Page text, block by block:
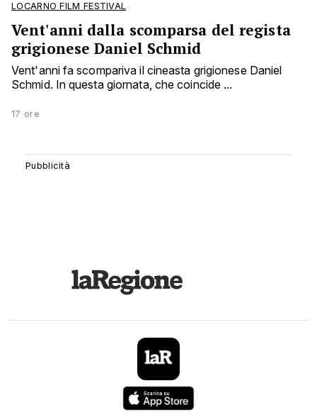
LOCARNO FILM FESTIVAL
Vent'anni dalla scomparsa del regista
grigionese Daniel Schmid
Vent'anni fa scompariva il cineasta grigionese Daniel
Schmid. In questa giornata, che coincide ...
17 ore